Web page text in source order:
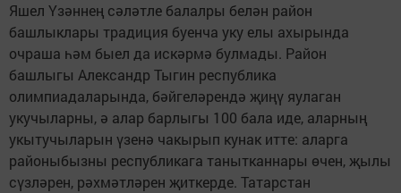
Яшел Үзәннең сәләтле балалры белән район
башлыклары традиция буенча уку елы ахырында
очраша һәм быел да искәрмә булмады. Район
башлыгы Александр Тыгин республика
олимпиадаларында, бәйгеләрендә җиңү яулаган
укучыларны, ә алар барлыгы 100 бала иде, аларның
укытучыларын үзенә чакырып кунак итте: аларга
районыбызны республикага танытканнары өчен, җылы
сүзләрен, рәхмәтләрен җиткерде. Татарстан